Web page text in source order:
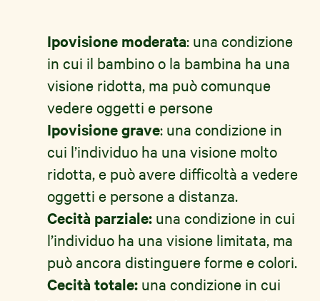
Ipovisione moderata: una condizione
in cui il bambino o la bambina ha una
visione ridotta, ma può comunque
vedere oggetti e persone
Ipovisione grave: una condizione in
cui l’individuo ha una visione molto
ridotta, e può avere difficoltà a vedere
oggetti e persone a distanza.
Cecità parziale:una condizione in cui
l’individuo ha una visione limitata, ma
può ancora distinguere forme e colori.
Cecità totale:una condizione in cui